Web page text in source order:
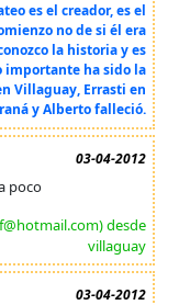
es el creador, es el
no de si él era
la historia y es
importante ha sido la
Villaguay, Errasti en
y Alberto falleció.
03-04-2012
poco
desde
villaguay
03-04-2012